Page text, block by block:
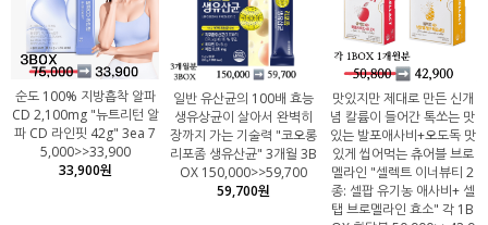
순도 100% 지방흡착 알파
CD 2,100mg "뉴트리턴 알
파 CD 라인핏 42g" 3ea 7
5,000>>33,900
33,900원
일반 유산균의 100배 효능
생유상균이 살아서 완벽히
장까지 가는 기술력 "코오롱
리포좀 생유산균" 3개월 3B
OX 150,000>>59,700
59,700원
맛있지만 제대로 만든 신개
념 칼륨이 들어간 톡쏘는 맛
있는 발포애사비+오도독 맛
있게 씹어먹는 츄어블 브로
멜라인 "셀렉트 이너뷰티 2
종: 셀팝 유기농 애사비+ 셀
탭 브로멜라인 효소" 각 1B